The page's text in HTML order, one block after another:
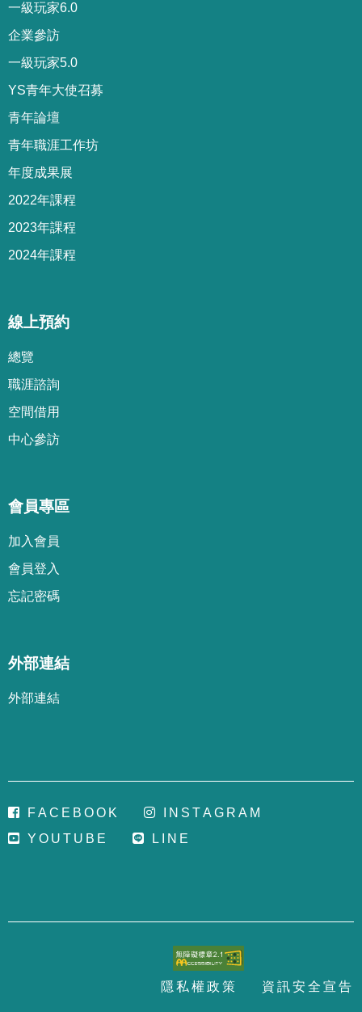
一級玩家6.0
企業參訪
一級玩家5.0
YS青年大使召募
青年論壇
青年職涯工作坊
年度成果展
2022年課程
2023年課程
2024年課程
線上預約
總覽
職涯諮詢
空間借用
中心參訪
會員專區
加 入會 員
會 員登 入
忘記密碼
外部連結
外部連結
FA C E B OO K N S TA G R A M
Y O U T U B E L N E
隱 私 權政 策 資 訊安全 宣 告